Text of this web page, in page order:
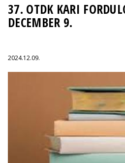
37. OTDK KARI
DECEMBER 9.
2024.12.09.